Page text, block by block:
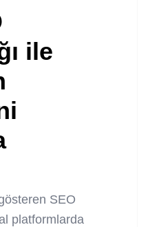
ile
SEO
platformlarda